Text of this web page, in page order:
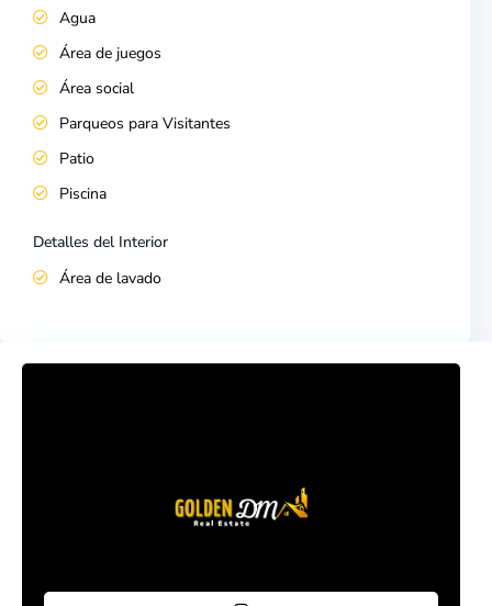
Agua
Área de juegos
Área social
Parqueos para Visitantes
Patio
Piscina
Detalles del Interior
Área de lavado